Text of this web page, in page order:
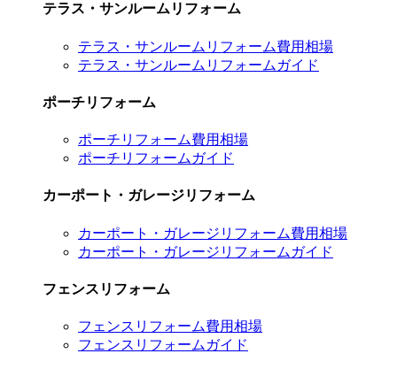
テラス・サンルームリフォーム
テラス・サンルームリフォーム費用相場
テラス・サンルームリフォームガイド
ポーチリフォーム
ポーチリフォーム費用相場
ポーチリフォームガイド
カーポート・ガレージリフォーム
カーポート・ガレージリフォーム費用相場
カーポート・ガレージリフォームガイド
フェンスリフォーム
フェンスリフォーム費用相場
フェンスリフォームガイド